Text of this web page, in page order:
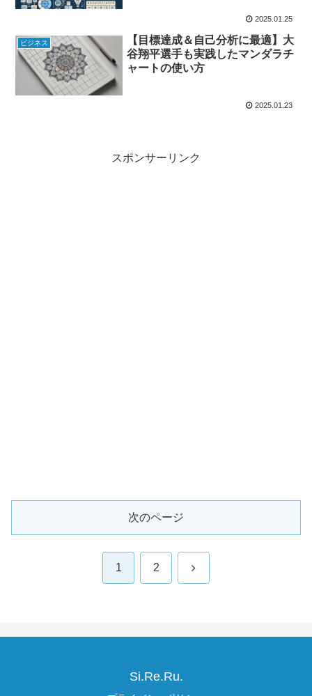
2025.01.25
ビジネス
【目標達成＆自己分析に最適】大
谷翔平選手も実践したマンダラチ
ャートの使い方
2025.01.23
スポンサーリンク
次のページ
1 2 次
Si.Re.Ru.